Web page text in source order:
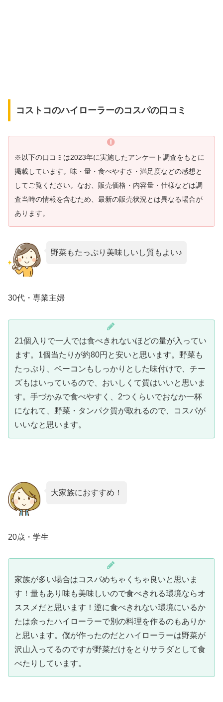
コストコのハイローラーのコスパの口コミ
※以下の口コミは2023年に実施したアンケート調査をもとに
掲載しています。味・量・食べやすさ・満足度などの感想と
してご覧ください。なお、販売価格・内容量・仕様などは調
査当時の情報を含むため、最新の販売状況とは異なる場合が
あります。
野菜もたっぷり美味しいし質もよい♪
30代・専業主婦
21個入りで一人では食べきれないほどの量が入ってい
ます。1個当たりが約80円と安いと思います。野菜も
たっぷり、ベーコンもしっかりとした味付けで、チー
ズもはいっているので、おいしくて質はいいと思いま
す。手づかみで食べやすく、2つくらいでおなか一杯
になれて、野菜・タンパク質が取れるので、コスパが
いいなと思います。
大家族におすすめ！
20歳・学生
家族が多い場合はコスパめちゃくちゃ良いと思いま
す！量もあり味も美味しいので食べきれる環境ならオ
ススメだと思います！逆に食べきれない環境にいるか
たは余ったハイローラーで別の料理を作るのもありか
と思います。僕が作ったのだとハイローラーは野菜が
沢山入ってるのですが野菜だけをとりサラダとして食
べたりしています。